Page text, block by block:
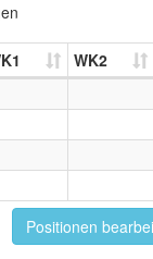
WK2
Positionen